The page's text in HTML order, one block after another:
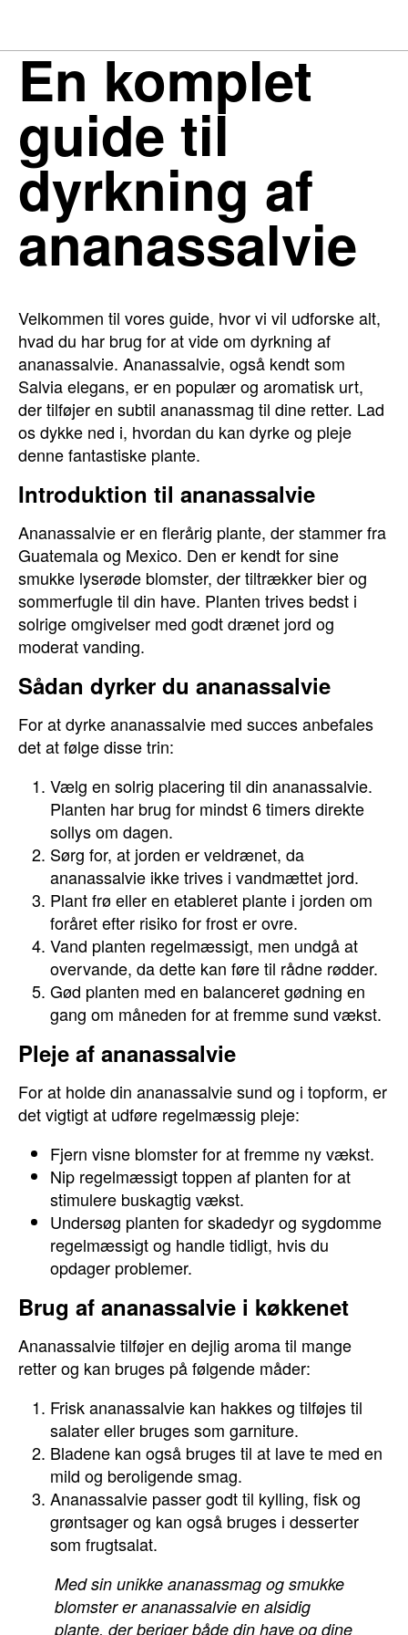
En komplet
guide til
dyrkning af
ananassalvie
Velkommen til vores guide, hvor vi vil udforske alt,
hvad du har brug for at vide om dyrkning af
ananassalvie. Ananassalvie, også kendt som
Salvia elegans, er en populær og aromatisk urt,
der tilføjer en subtil ananassmag til dine retter. Lad
os dykke ned i, hvordan du kan dyrke og pleje
denne fantastiske plante.
Introduktion til ananassalvie
Ananassalvie er en flerårig plante, der stammer fra
Guatemala og Mexico. Den er kendt for sine
smukke lyserøde blomster, der tiltrækker bier og
sommerfugle til din have. Planten trives bedst i
solrige omgivelser med godt drænet jord og
moderat vanding.
Sådan dyrker du ananassalvie
For at dyrke ananassalvie med succes anbefales
det at følge disse trin:
Vælg en solrig placering til din ananassalvie.
Planten har brug for mindst 6 timers direkte
sollys om dagen.
Sørg for, at jorden er veldrænet, da
ananassalvie ikke trives i vandmættet jord.
Plant frø eller en etableret plante i jorden om
foråret efter risiko for frost er ovre.
Vand planten regelmæssigt, men undgå at
overvande, da dette kan føre til rådne rødder.
Gød planten med en balanceret gødning en
gang om måneden for at fremme sund vækst.
Pleje af ananassalvie
For at holde din ananassalvie sund og i topform, er
det vigtigt at udføre regelmæssig pleje:
Fjern visne blomster for at fremme ny vækst.
Nip regelmæssigt toppen af planten for at
stimulere buskagtig vækst.
Undersøg planten for skadedyr og sygdomme
regelmæssigt og handle tidligt, hvis du
opdager problemer.
Brug af ananassalvie i køkkenet
Ananassalvie tilføjer en dejlig aroma til mange
retter og kan bruges på følgende måder:
Frisk ananassalvie kan hakkes og tilføjes til
salater eller bruges som garniture.
Bladene kan også bruges til at lave te med en
mild og beroligende smag.
Ananassalvie passer godt til kylling, fisk og
grøntsager og kan også bruges i desserter
som frugtsalat.
Med sin unikke ananassmag og smukke
blomster er ananassalvie en alsidig
plante, der beriger både din have og dine